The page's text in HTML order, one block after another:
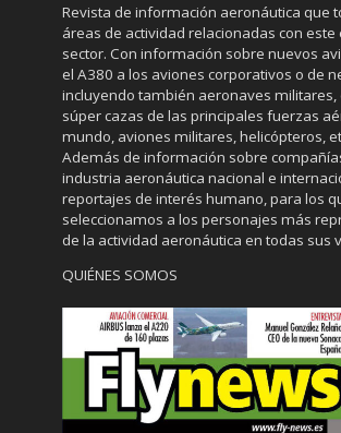
Revista de información aeronáutica que
áreas de actividad relacionadas con este
sector. Con información sobre nuevos
el A380 a los aviones corporativos o de
incluyendo también aeronaves militares,
súper cazas de las principales fuerzas
mundo, aviones militares, helicópteros,
Además de información sobre
industria aeronáutica nacional e
reportajes de interés humano, para los
seleccionamos a los personajes más
de la actividad aeronáutica en todas sus
QUIÉNES SOMOS